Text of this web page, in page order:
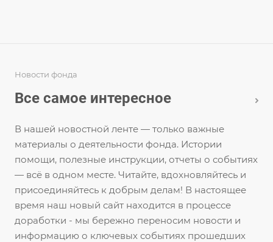
Новости фонда
Все самое интересное
В нашей новостной ленте — только важные
материалы о деятельности фонда. Истории
помощи, полезные инструкции, отчеты о событиях
— всё в одном месте. Читайте, вдохновляйтесь и
присоединяйтесь к добрым делам! В настоящее
время наш новый сайт находится в процессе
доработки - мы бережно переносим новости и
информацию о ключевых событиях прошедших